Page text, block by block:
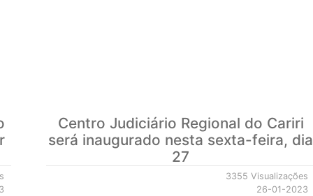
Centro Judiciário Regional do Cariri
será inaugurado nesta sexta-feira, dia
27
3355 Visualizações
26-01-2023